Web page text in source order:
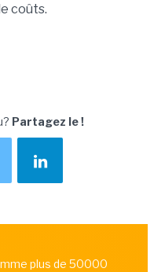
coûts.
Partagez le !
plus de 50000